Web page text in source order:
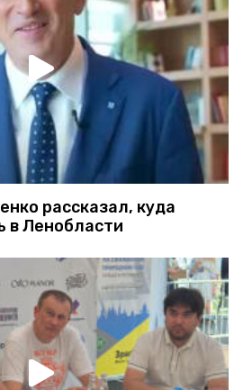
рассказал, куда
в Ленобласти